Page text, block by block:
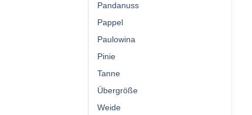
Pandanuss
Pappel
Paulowina
Pinie
Tanne
Übergröße
Weide